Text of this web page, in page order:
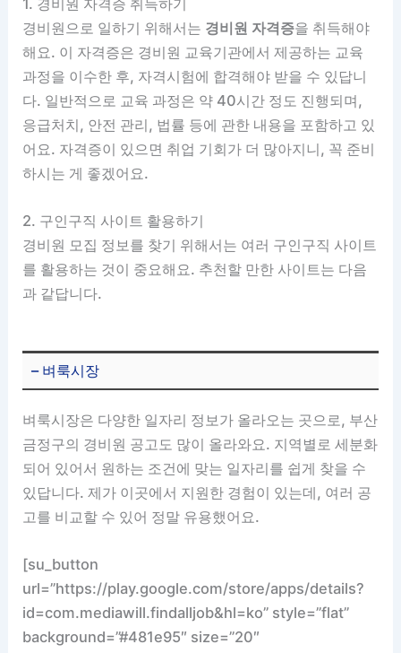
1. 경비원 자격증 취득하기
경비원으로 일하기 위해서는 경비원 자격증을 취득해야
해요. 이 자격증은 경비원 교육기관에서 제공하는 교육
과정을 이수한 후, 자격시험에 합격해야 받을 수 있답니
다. 일반적으로 교육 과정은 약 40시간 정도 진행되며,
응급처치, 안전 관리, 법률 등에 관한 내용을 포함하고 있
어요. 자격증이 있으면 취업 기회가 더 많아지니, 꼭 준비
하시는 게 좋겠어요.
2. 구인구직 사이트 활용하기
경비원 모집 정보를 찾기 위해서는 여러 구인구직 사이트
를 활용하는 것이 중요해요. 추천할 만한 사이트는 다음
과 같답니다.
– 벼룩시장
벼룩시장은 다양한 일자리 정보가 올라오는 곳으로, 부산
금정구의 경비원 공고도 많이 올라와요. 지역별로 세분화
되어 있어서 원하는 조건에 맞는 일자리를 쉽게 찾을 수
있답니다. 제가 이곳에서 지원한 경험이 있는데, 여러 공
고를 비교할 수 있어 정말 유용했어요.
[su_button
url=”https://play.google.com/store/apps/details?
id=com.mediawill.findalljob&hl=ko” style=”flat”
background=”#481e95″ size=”20″